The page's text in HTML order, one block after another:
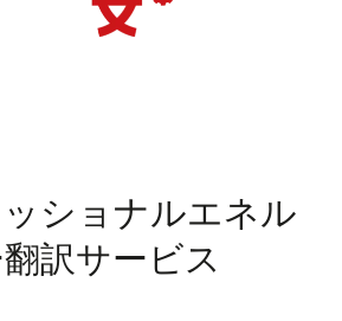
ショナルエネル
訳サービス